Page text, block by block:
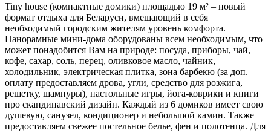
Tiny house (компактные домики) площадью 19 м² – новый
формат отдыха для Беларуси, вмещающий в себя
необходимый городским жителям уровень комфорта.
Панорамные мини-дома оборудованы всем необходимым, что
может понадобится Вам на природе: посуда, приборы, чай,
кофе, сахар, соль, перец, оливковое масло, чайник,
холодильник, электрическая плитка, зона барбекю (за доп.
оплату предоставляем дрова, угли, средство для розжига,
решетку, шампуры), настольные игры, йога-коврики и книги
про скандинавский дизайн. Каждый из 6 домиков имеет свою
душевую, санузел, кондиционер и небольшой камин. Также
предоставляем свежее постельное белье, фен и полотенца. Для